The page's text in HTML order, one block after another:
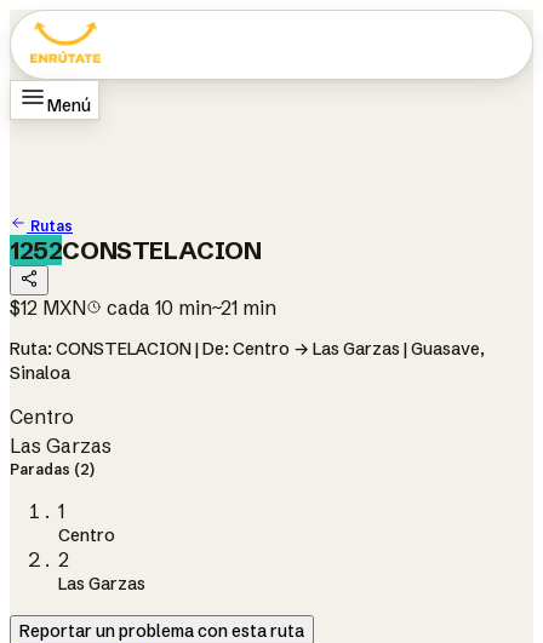
Menú
Rutas
1252CONSTELACION
$12 MXN cada 10 min~21 min
Ruta: CONSTELACION | De: Centro → Las Garzas | Guasave,
Sinaloa
Centro
Las Garzas
Paradas (2)
1
Centro
2
Las Garzas
Reportar un problema con esta ruta